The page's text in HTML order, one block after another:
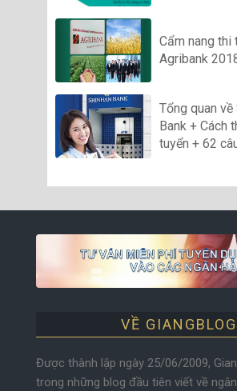
Cẩm nang thi
Agribank
Tổng quan về
Bank + Cách
tuyển + 62
VỀ GIANGBLOG
Được thành lập ngày 25/06/2009,
trong những blog đầu tiên viết về